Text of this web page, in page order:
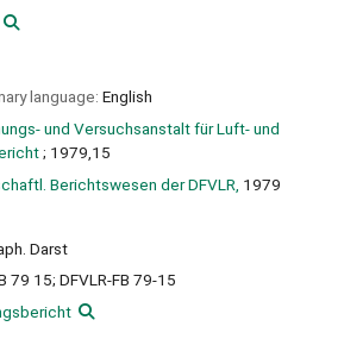
language: English
und Versuchsanstalt für Luft- und
; 1979,15
Berichtswesen der DFVLR, 1979
Darst
79 15; DFVLR-FB 79-15